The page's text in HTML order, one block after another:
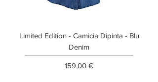
Limited Edition - Camicia Dipinta - Blu
Denim
Prezzo
159,00 €